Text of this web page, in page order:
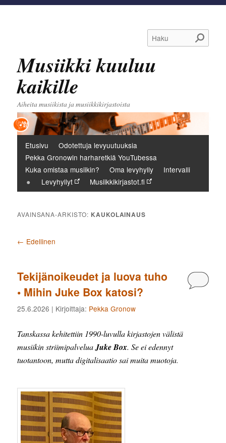
Haku
Musiikki kuuluu
kaikille
Aiheita musiikista ja musiikkikirjastoista
Päävalikko
Etusivu
Odotettuja levyuutuuksia
Pekka Gronowin harharetkiä YouTubessa
Kuka omistaa musiikin?
Oma levyhylly
Intervalli
Levyhyllyt
Musiikkikirjastot.fi
AVAINSANA-ARKISTO: KAUKOLAINAUS
Artikkelien selaus
← Edellinen
Tekijänoikeudet ja luova tuho
• Mihin Juke Box katosi?
25.6.2026 | Kirjoittaja: Pekka Gronow
Tanskassa kehitettiin 1990-luvulla kirjastojen välistä
musiikin striimipalveluaJuke Box. Se ei edennyt
tuotantoon, mutta digitalisaatio sai muita muotoja.